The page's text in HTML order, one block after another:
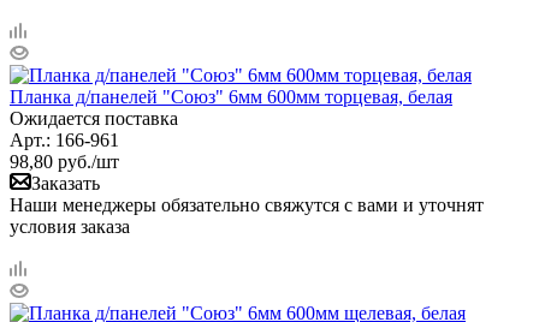
Планка д/панелей "Союз" 6мм 600мм торцевая, белая
Ожидается поставка
Арт.: 166-961
98,80 руб./шт
Заказать
Наши менеджеры обязательно свяжутся с вами и уточнят
условия заказа